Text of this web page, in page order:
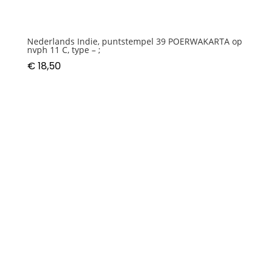
Nederlands Indie, puntstempel 39 POERWAKARTA op
nvph 11 C, type – ;
€ 18,50